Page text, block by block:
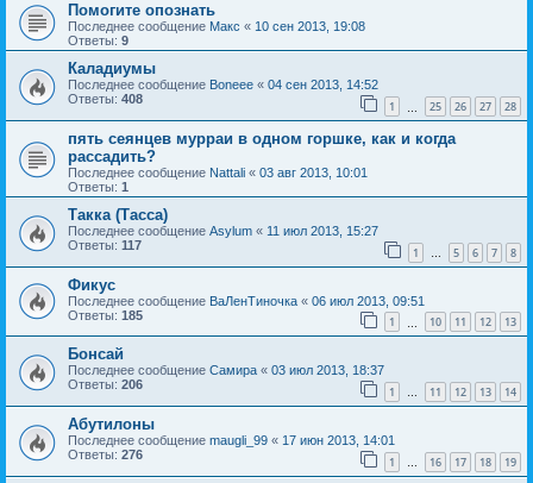
Помогите опознать
Последнее сообщение Макс « 10 сен 2013, 19:08
Ответы: 9
Каладиумы
Последнее сообщение Boneee « 04 сен 2013, 14:52
Ответы: 408 1 25 26 27 28
пять сеянцев мурраи в одном горшке, как и когда
рассадить?
Последнее сообщение Nattali « 03 авг 2013, 10:01
Ответы: 1
Такка (Тасса)
Последнее сообщение Asylum « 11 июл 2013, 15:27
Ответы: 117 1 … 5 6 7 8
Фикус
Последнее сообщение ВаЛенТиночка « 06 июл 2013, 09:51
Ответы: 185 1 10 11 12 13
Бонсай
Последнее сообщение Самира « 03 июл 2013, 18:37
Ответы: 206 1 … 11 12 13 14
Абутилоны
Последнее сообщение maugli_99 « 17 июн 2013, 14:01
Ответы: 276 1 … 16 17 18 19